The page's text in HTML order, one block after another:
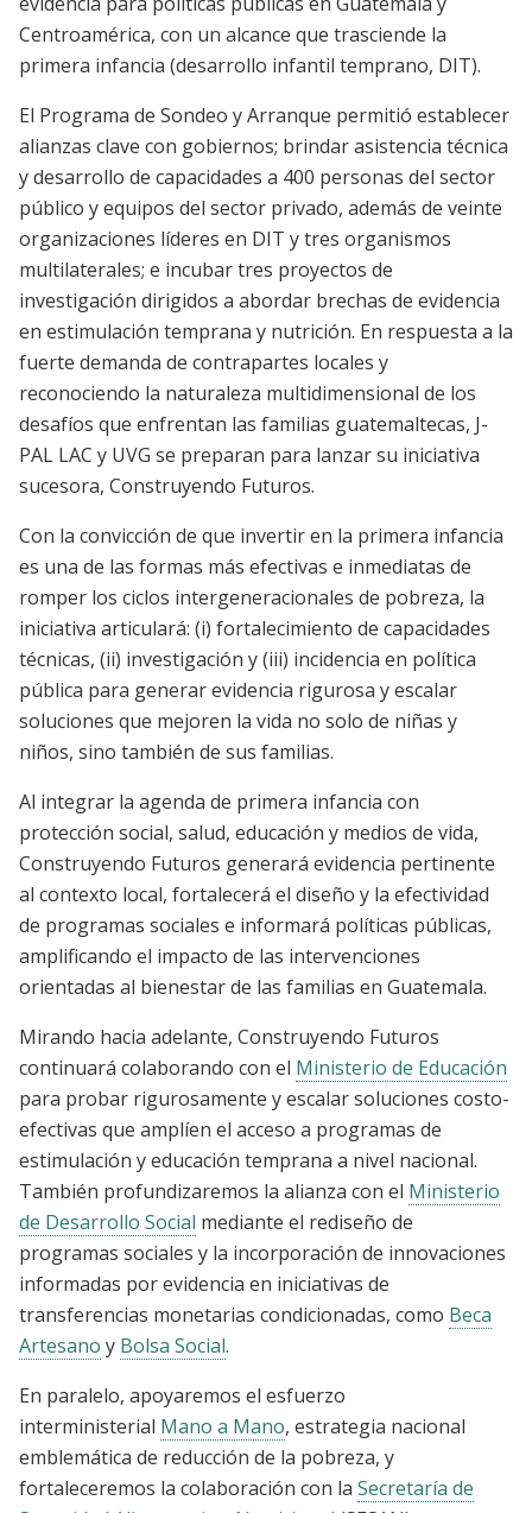
Centroamérica, con un alcance que trasciende la
primera infancia (desarrollo infantil temprano, DIT).
El Programa de Sondeo y Arranque permitió establecer
alianzas clave con gobiernos; brindar asistencia técnica
y desarrollo de capacidades a 400 personas del sector
público y equipos del sector privado, además de veinte
organizaciones líderes en DIT y tres organismos
multilaterales; e incubar tres proyectos de
investigación dirigidos a abordar brechas de evidencia
en estimulación temprana y nutrición. En respuesta a la
fuerte demanda de contrapartes locales y
reconociendo la naturaleza multidimensional de los
desafíos que enfrentan las familias guatemaltecas, J-
PAL LAC y UVG se preparan para lanzar su iniciativa
sucesora, Construyendo Futuros.
Con la convicción de que invertir en la primera infancia
es una de las formas más efectivas e inmediatas de
romper los ciclos intergeneracionales de pobreza, la
iniciativa articulará: (i) fortalecimiento de capacidades
técnicas, (ii) investigación y (iii) incidencia en política
pública para generar evidencia rigurosa y escalar
soluciones que mejoren la vida no solo de niñas y
niños, sino también de sus familias.
Al integrar la agenda de primera infancia con
protección social, salud, educación y medios de vida,
Construyendo Futuros generará evidencia pertinente
al contexto local, fortalecerá el diseño y la efectividad
de programas sociales e informará políticas públicas,
amplificando el impacto de las intervenciones
orientadas al bienestar de las familias en Guatemala.
Mirando hacia adelante, Construyendo Futuros
continuará colaborando con el Ministerio de Educación
para probar rigurosamente y escalar soluciones costo-
efectivas que amplíen el acceso a programas de
estimulación y educación temprana a nivel nacional.
También profundizaremos la alianza con el Ministerio
de Desarrollo Social mediante el rediseño de
programas sociales y la incorporación de innovaciones
informadas por evidencia en iniciativas de
transferencias monetarias condicionadas, como Beca
Artesano y Bolsa Social.
En paralelo, apoyaremos el esfuerzo
interministerial Mano a Mano, estrategia nacional
emblemática de reducción de la pobreza, y
fortaleceremos la colaboración con la Secretaría de